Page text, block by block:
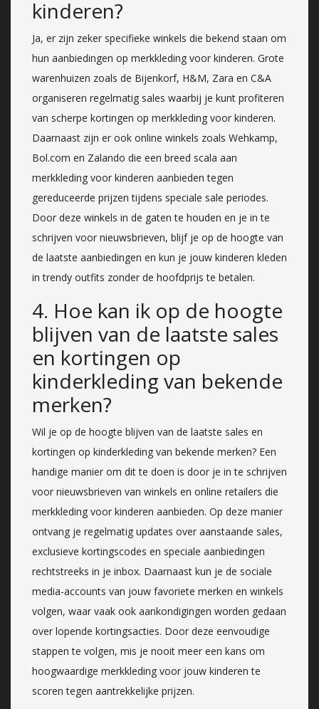
kinderen?
Ja, er zijn zeker specifieke winkels die bekend staan om
hun aanbiedingen op merkkleding voor kinderen. Grote
warenhuizen zoals de Bijenkorf, H&M, Zara en C&A
organiseren regelmatig sales waarbij je kunt profiteren
van scherpe kortingen op merkkleding voor kinderen.
Daarnaast zijn er ook online winkels zoals Wehkamp,
Bol.com en Zalando die een breed scala aan
merkkleding voor kinderen aanbieden tegen
gereduceerde prijzen tijdens speciale sale periodes.
Door deze winkels in de gaten te houden en je in te
schrijven voor nieuwsbrieven, blijf je op de hoogte van
de laatste aanbiedingen en kun je jouw kinderen kleden
in trendy outfits zonder de hoofdprijs te betalen.
4. Hoe kan ik op de hoogte
blijven van de laatste sales
en kortingen op
kinderkleding van bekende
merken?
Wil je op de hoogte blijven van de laatste sales en
kortingen op kinderkleding van bekende merken? Een
handige manier om dit te doen is door je in te schrijven
voor nieuwsbrieven van winkels en online retailers die
merkkleding voor kinderen aanbieden. Op deze manier
ontvang je regelmatig updates over aanstaande sales,
exclusieve kortingscodes en speciale aanbiedingen
rechtstreeks in je inbox. Daarnaast kun je de sociale
media-accounts van jouw favoriete merken en winkels
volgen, waar vaak ook aankondigingen worden gedaan
over lopende kortingsacties. Door deze eenvoudige
stappen te volgen, mis je nooit meer een kans om
hoogwaardige merkkleding voor jouw kinderen te
scoren tegen aantrekkelijke prijzen.